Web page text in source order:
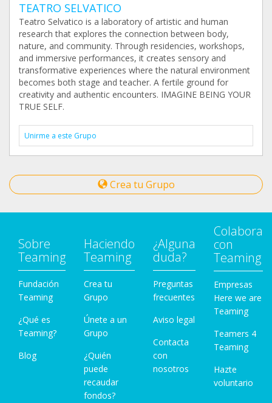
TEATRO SELVATICO
Teatro Selvatico is a laboratory of artistic and human
research that explores the connection between body,
nature, and community. Through residencies, workshops,
and immersive performances, it creates sensory and
transformative experiences where the natural environment
becomes both stage and teacher. A fertile ground for
creativity and authentic encounters. IMAGINE BEING YOUR
TRUE SELF.
Unirme a este Grupo
Crea tu Grupo
Sobre
Teaming
Fundación
Teaming
¿Qué es
Teaming?
Blog
Haciendo
Teaming
Crea tu
Grupo
Únete a un
Grupo
¿Quién
puede
recaudar
fondos?
¿Alguna
duda?
Preguntas
frecuentes
Aviso legal
Contacta
con
nosotros
Colabora
con
Teaming
Empresas
Here we are
Teaming
Teamers 4
Teaming
Hazte
voluntario